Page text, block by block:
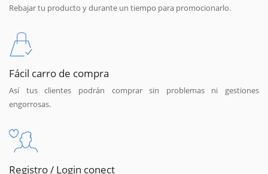
Rebajar tu producto y durante un tiempo para promocionarlo.
Fácil carro de compra
Así tus clientes podrán comprar sin problemas ni gestiones
engorrosas.
Registro / Login conect